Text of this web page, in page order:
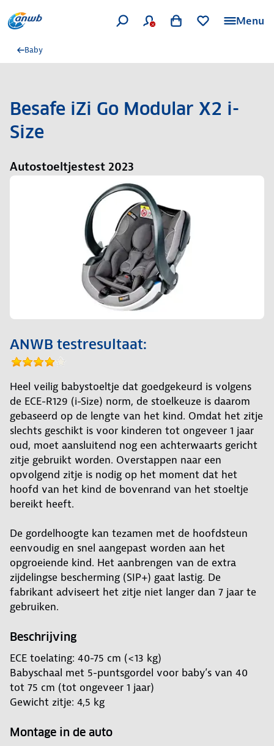
Menu
Baby
Besafe iZi Go Modular X2 i-
Size
Autostoeltjestest 2023
ANWB testresultaat:
Heel veilig babystoeltje dat goedgekeurd is volgens
de ECE-R129 (i-Size) norm, de stoelkeuze is daarom
gebaseerd op de lengte van het kind. Omdat het zitje
slechts geschikt is voor kinderen tot ongeveer 1 jaar
oud, moet aansluitend nog een achterwaarts gericht
zitje gebruikt worden. Overstappen naar een
opvolgend zitje is nodig op het moment dat het
hoofd van het kind de bovenrand van het stoeltje
bereikt heeft.
De gordelhoogte kan tezamen met de hoofdsteun
eenvoudig en snel aangepast worden aan het
opgroeiende kind. Het aanbrengen van de extra
zijdelingse bescherming (SIP+) gaat lastig. De
fabrikant adviseert het zitje niet langer dan 7 jaar te
gebruiken.
Beschrijving
ECE toelating: 40-75 cm (<13 kg)
Babyschaal met 5-puntsgordel voor baby’s van 40
tot 75 cm (tot ongeveer 1 jaar)
Gewicht zitje: 4,5 kg
Montage in de auto